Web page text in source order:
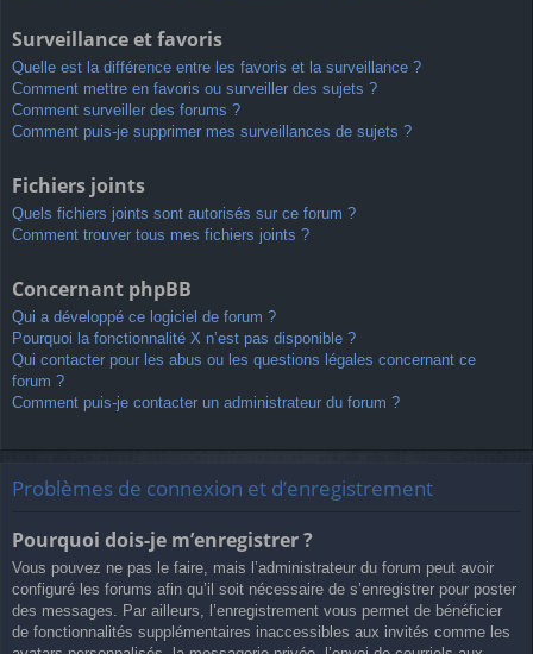
Surveillance et favoris
Quelle est la différence entre les favoris et la surveillance ?
Comment mettre en favoris ou surveiller des sujets ?
Comment surveiller des forums ?
Comment puis-je supprimer mes surveillances de sujets ?
Fichiers joints
Quels fichiers joints sont autorisés sur ce forum ?
Comment trouver tous mes fichiers joints ?
Concernant phpBB
Qui a développé ce logiciel de forum ?
Pourquoi la fonctionnalité X n’est pas disponible ?
Qui contacter pour les abus ou les questions légales concernant ce
forum ?
Comment puis-je contacter un administrateur du forum ?
Problèmes de connexion et d’enregistrement
Pourquoi dois-je m’enregistrer ?
Vous pouvez ne pas le faire, mais l’administrateur du forum peut avoir
configuré les forums afin qu’il soit nécessaire de s’enregistrer pour poster
des messages. Par ailleurs, l’enregistrement vous permet de bénéficier
de fonctionnalités supplémentaires inaccessibles aux invités comme les